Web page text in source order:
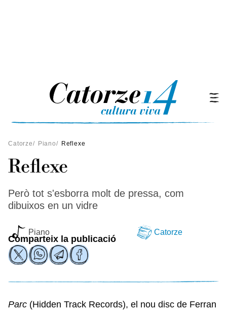
Catorze/ Piano/ Reflexe
Reflexe
Però tot s'esborra molt de pressa, com
dibuixos en un vidre
Piano Catorze
Comparteix la publicació
Parc (Hidden Track Records), el nou disc de Ferran